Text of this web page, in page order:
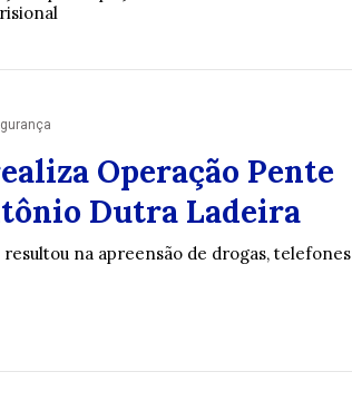
Operação Pente
Dutra Ladeira
na apreensão de drogas, telefones